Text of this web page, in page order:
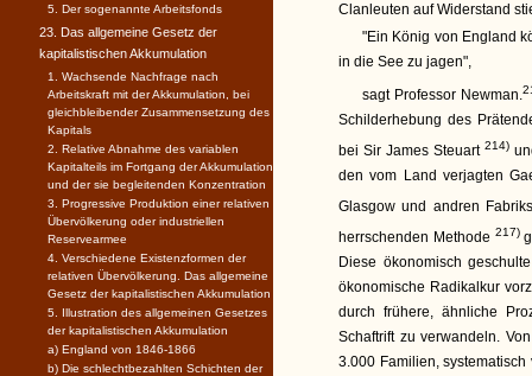
Clanleuten auf Widerstand
"Ein König von England
in die See zu jagen",
sagt Professor Newman.
Schilderhebung des
bei Sir James Steuart214)
den vom Land verjagten
Glasgow und andren
herrschenden Methode 217)
Diese ökonomisch
ökonomische Radikalkur
durch frühere, ähnliche
Schaftrift zu verwandeln.
3.000 Familien,
5. Der sogenannte Arbeitsfonds
23. Das allgemeine Gesetz der
kapitalistischen Akkumulation
1. Wachsende Nachfrage nach
Arbeitskraft mit der Akkumulation, bei
gleichbleibender Zusammensetzung des
Kapitals
2. Relative Abnahme des variablen
Kapitalteils im Fortgang der Akkumulation
und der sie begleitenden Konzentration
3. Progressive Produktion einer relativen
Übervölkerung oder industriellen
Reservearmee
4. Verschiedene Existenzformen der
relativen Übervölkerung. Das allgemeine
Gesetz der kapitalistischen Akkumulation
5. Illustration des allgemeinen Gesetzes
der kapitalistischen Akkumulation
a) England von 1846-1866
b) Die schlechtbezahlten Schichten der